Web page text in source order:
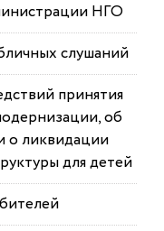
НГО
слушаний
принятия
об
о ликвидации
для детей